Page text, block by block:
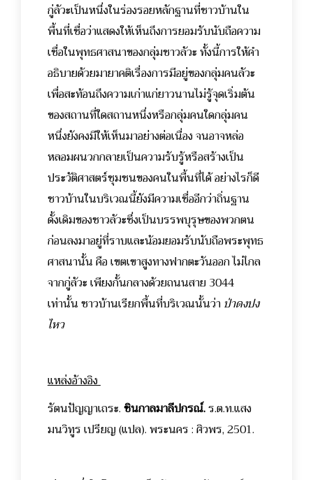
กู่ลัวะเป็นหนึ่งในร่องรอยหลักฐานที่ชาวบ้านใน
พื้นที่เชื่อว่าแสดงให้เห็นถึงการยอมรับนับถือความ
เชื่อในพุทธศาสนาของกลุ่มชาวลัวะ ทั้งนี้การให้คำ
อธิบายด้วยมายาคติเรื่องการมีอยู่ของกลุ่มคนลัวะ
เพื่อสะท้อนถึงความเก่าแก่ยาวนานไม่รู้จุดเริ่มต้น
ของสถานที่ใดสถานหนึ่งหรือกลุ่มคนใดกลุ่มคน
หนึ่งยังคงมีให้เห็นมาอย่างต่อเนื่อง จนอาจหล่อ
หลอมผนวกกลายเป็นความรับรู้หรือสร้างเป็น
ประวัติศาสตร์ชุมชนของคนในพื้นที่ได้ อย่างไรก็ดี
ชาวบ้านในบริเวณนี้ยังมีความเชื่ออีกว่าถิ่นฐาน
ดั้งเดิมของชาวลัวะซึ่งเป็นบรรพบุรุษของพวกตน
ก่อนลงมาอยู่ที่ราบและน้อมยอมรับนับถือพระพุทธ
ศาสนานั้น คือ เขตเขาสูงทางฟากตะวันออก ไม่ไกล
จากกู่ลัวะ เพียงกั้นกลางด้วยถนนสาย 3044
เท่านั้น ชาวบ้านเรียกพื้นที่บริเวณนั้นว่าป่าดงปง
ไหว
แหล่งอ้างอิง
รัตนปัญญาเถระ.ชินกาลมาลีปกรณ์.ร.ต.ท.แสง
มนวิทูร เปรียญ (แปล). พระนคร : ศิวพร, 2501.